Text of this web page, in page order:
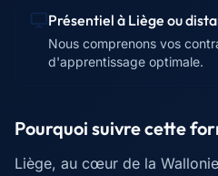
Présentiel à Liège ou
Nous comprenons vos
d'apprentissage optimale.
Pourquoi suivre cette
Liège, au cœur de la